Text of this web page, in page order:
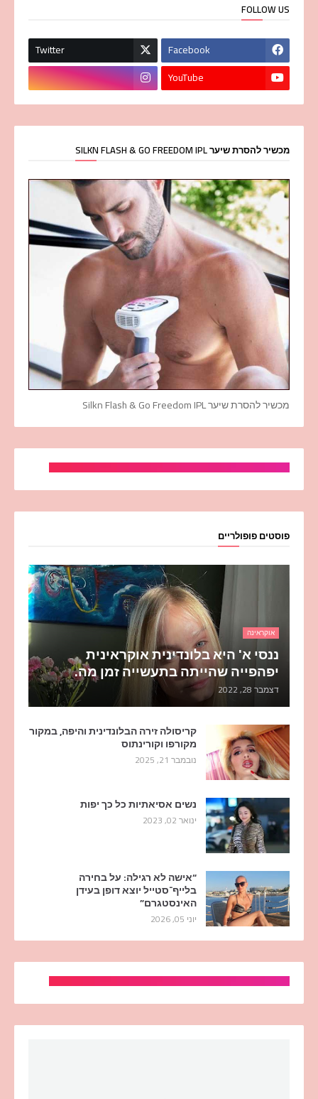
FOLLOW US
Facebook
Twitter
YouTube
מכשיר להסרת שיער SILKN FLASH & GO FREEDOM IPL
מכשיר להסרת שיער Silkn Flash & Go Freedom IPL
פוסטים פופולריים
אוקראינה
ננסי א' היא בלונדינית אוקראינית
יפהפייה שהייתה בתעשייה זמן מה.
דצמבר 28, 2022
קריסולה זירה הבלונדינית והיפה, במקור
מקורפו וקורינתוס
נובמבר 21, 2025
נשים אסיאתיות כל כך יפות
ינואר 02, 2023
“אישה לא רגילה: על בחירה
בלייף־סטייל יוצא דופן בעידן
האינסטגרם”
יוני 05, 2026